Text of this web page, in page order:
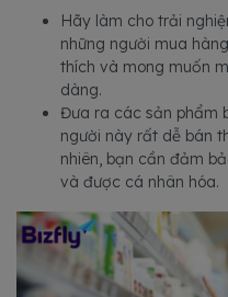
Hãy làm cho trải
những người mua
thích và mong muốn
dàng.
Đưa ra các sản phẩm
người này rất dễ bán
nhiên, bạn cần đảm
và được cá nhân hóa.